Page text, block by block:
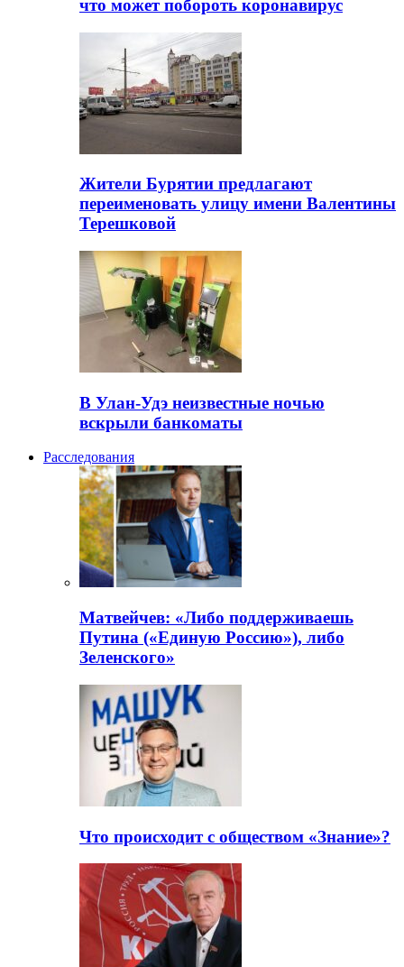
что может побороть коронавирус
Жители Бурятии предлагают
переименовать улицу имени Валентины
Терешковой
В Улан-Удэ неизвестные ночью
вскрыли банкоматы
Расследования
Матвейчев: «Либо поддерживаешь
Путина («Единую Россию»), либо
Зеленского»
Что происходит с обществом «Знание»?